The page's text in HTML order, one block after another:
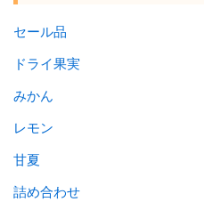
セール品
ドライ果実
みかん
レモン
甘夏
詰め合わせ